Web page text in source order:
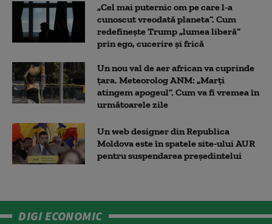
„Cel mai puternic om pe care l-a
cunoscut vreodată planeta”. Cum
redefinește Trump „lumea liberă”
prin ego, cucerire și frică
Un nou val de aer african va cuprinde
țara. Meteorolog ANM: „Marți
atingem apogeul”. Cum va fi vremea în
următoarele zile
Un web designer din Republica
Moldova este în spatele site-ului AUR
pentru suspendarea președintelui
DIGI ECONOMIC